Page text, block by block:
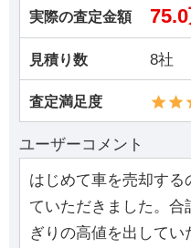
実際の査定金額
見積り数 8社
査定満足度
ユーザーコメント
はじめて車を売却する
ていただきました。合
ぎりの高値を出して